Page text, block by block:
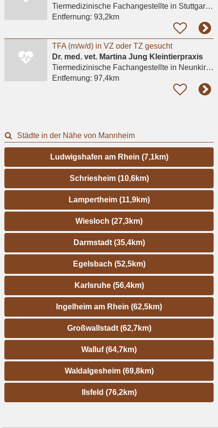
Tiermedizinische Fachangestelltein Stuttgart, Nord
Entfernung: 93,2km
TFA (m/w/d) in VZ oder TZ gesucht
Dr. med. vet. Martina Jung Kleintierpraxis
Tiermedizinische Fachangestelltein Neunkirchen, Wiebelskirchen
Entfernung: 97,4km
Städte in der Nähe von Mannheim
Ludwigshafen am Rhein (7,1km)
Schriesheim (10,6km)
Lampertheim (11,9km)
Wiesloch (27,3km)
Darmstadt (35,4km)
Egelsbach (52,5km)
Karlsruhe (56,4km)
Ingelheim am Rhein (62,5km)
Großwallstadt (62,7km)
Walluf (64,7km)
Waldalgesheim (69,8km)
Ilsfeld (76,2km)